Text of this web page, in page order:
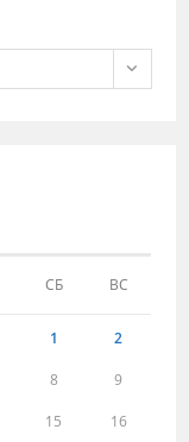
СБ ВС
1 2
8 9
15 16